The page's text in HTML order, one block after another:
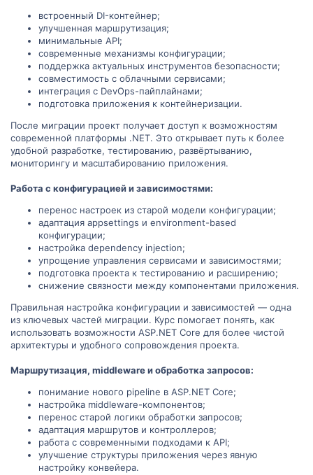
встроенный DI-контейнер;
улучшенная маршрутизация;
минимальные API;
современные механизмы конфигурации;
поддержка актуальных инструментов безопасности;
совместимость с облачными сервисами;
интеграция с DevOps-пайплайнами;
подготовка приложения к контейнеризации.
После миграции проект получает доступ к возможностям
современной платформы .NET. Это открывает путь к более
удобной разработке, тестированию, развёртыванию,
мониторингу и масштабированию приложения.
Работа с конфигурацией и зависимостями:
перенос настроек из старой модели конфигурации;
адаптация appsettings и environment-based
конфигурации;
настройка dependency injection;
упрощение управления сервисами и зависимостями;
подготовка проекта к тестированию и расширению;
снижение связности между компонентами приложения.
Правильная настройка конфигурации и зависимостей — одна
из ключевых частей миграции. Курс помогает понять, как
использовать возможности ASP.NET Core для более чистой
архитектуры и удобного сопровождения проекта.
Маршрутизация, middleware и обработка запросов:
понимание нового pipeline в ASP.NET Core;
настройка middleware-компонентов;
перенос старой логики обработки запросов;
адаптация маршрутов и контроллеров;
работа с современными подходами к API;
улучшение структуры приложения через явную
настройку конвейера.